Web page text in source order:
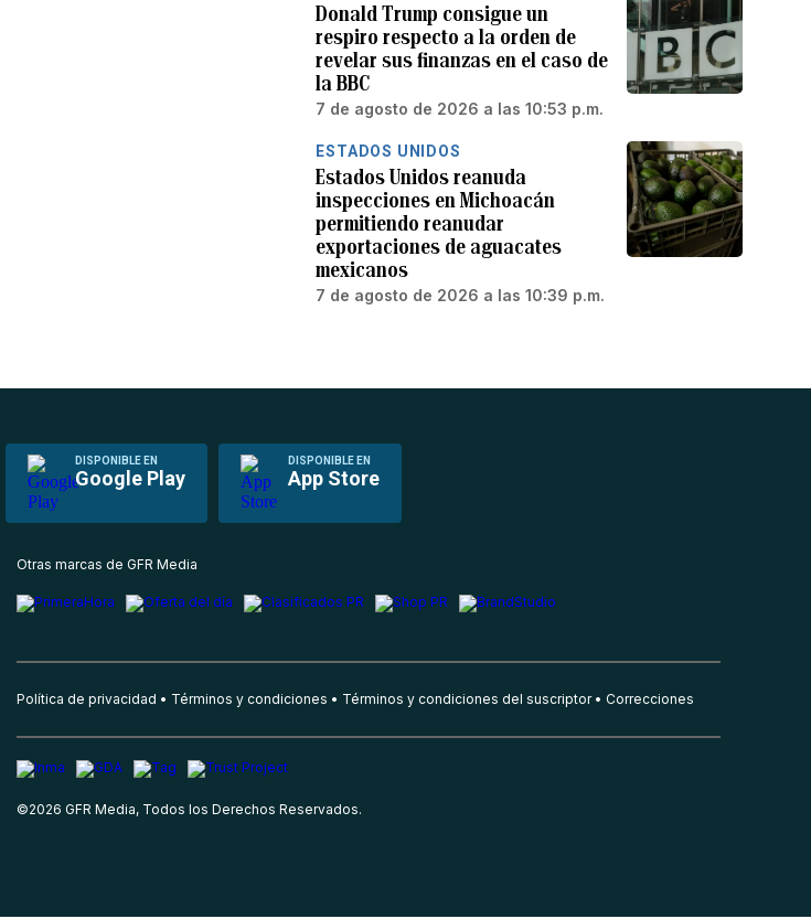
Donald Trump consigue un
respiro respecto a la orden de
revelar sus finanzas en el caso de
la BBC
7 de agosto de 2026 a las 10:53 p.m.
ESTADOS UNIDOS
Estados Unidos reanuda
inspecciones en Michoacán
permitiendo reanudar
exportaciones de aguacates
mexicanos
7 de agosto de 2026 a las 10:39 p.m.
DISPONIBLE EN
Google Play
DISPONIBLE EN
App Store
Otras marcas de GFR Media
Política de privacidad Términos y condiciones Términos y condiciones del suscriptor Correcciones
©2026 GFR Media, Todos los Derechos Reservados.